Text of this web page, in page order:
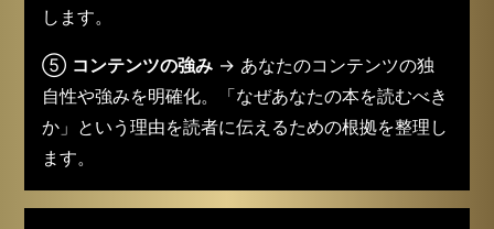
の焦点が明確になります。
④ 活用するコンテンツの内容→ 提供していただい
た動画や記事を整理し、書籍に記載する内容を抽出
します。
⑤ コンテンツの強み